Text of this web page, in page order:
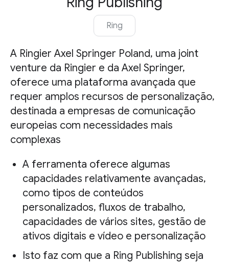
Ring
A Ringier Axel Springer Poland, uma joint
venture da Ringier e da Axel Springer,
oferece uma plataforma avançada que
requer amplos recursos de personalização,
destinada a empresas de comunicação
europeias com necessidades mais
complexas
A ferramenta oferece algumas
capacidades relativamente avançadas,
como tipos de conteúdos
personalizados, fluxos de trabalho,
capacidades de vários sites, gestão de
ativos digitais e vídeo e personalização
Isto faz com que a Ring Publishing seja